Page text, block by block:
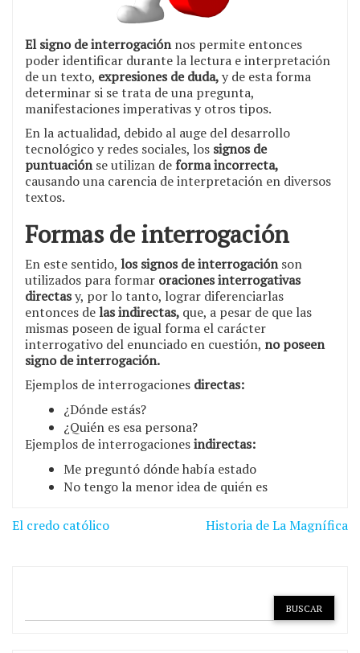
El signo de interrogaciónnos permite entonces
poder identificar durante la lectura e interpretación
de un texto, expresiones de duda,y de esta forma
determinar si se trata de una pregunta,
manifestaciones imperativas y otros tipos.
En la actualidad, debido al auge del desarrollo
tecnológico y redes sociales, los signos de
puntuaciónse utilizan deforma incorrecta,
causando una carencia de interpretación en diversos
textos.
Formas de interrogación
En este sentido, los signos de interrogaciónson
utilizados para formar oraciones interrogativas
directasy, por lo tanto, lograr diferenciarlas
entonces delas indirectas, que, a pesar de que las
mismas poseen de igual forma el carácter
interrogativo del enunciado en cuestión, no poseen
signo de interrogación.
Ejemplos de interrogaciones directas:
¿Dónde estás?
¿Quién es esa persona?
Ejemplos de interrogacionesindirectas:
Me preguntó dónde había estado
No tengo la menor idea de quién es
Navegación
El credo católico Historia de La Magnífica